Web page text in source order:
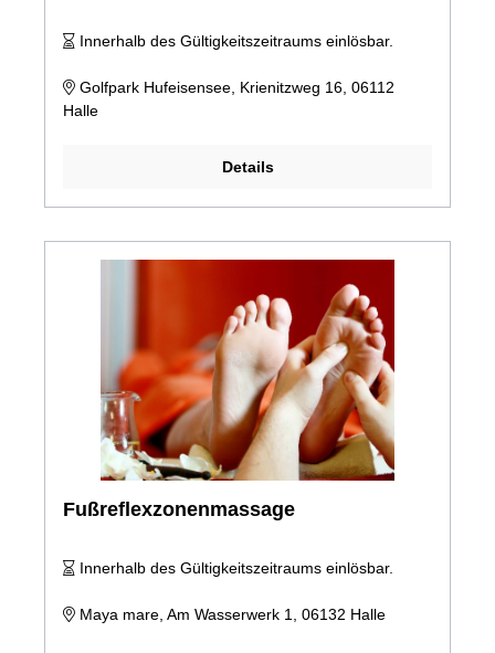
Innerhalb des Gültigkeitszeitraums einlösbar.
Golfpark Hufeisensee, Krienitzweg 16, 06112
Halle
Details
Fußreflexzonenmassage
Innerhalb des Gültigkeitszeitraums einlösbar.
Maya mare, Am Wasserwerk 1, 06132 Halle